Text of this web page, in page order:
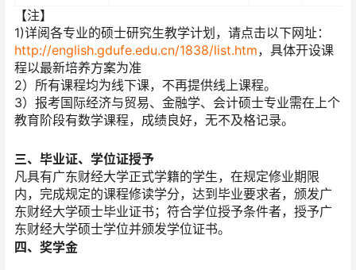
【注】
1)详阅各专业的硕士研究生教学计划，请点击以下网址：
http://english.gdufe.edu.cn/1838/list.htm，具体开设课
程以最新培养方案为准
2）所有课程均为线下课，不再提供线上课程。
3）报考国际经济与贸易、金融学、会计硕士专业需在上个
教育阶段有数学课程，成绩良好，无不及格记录。
三、毕业证、学位证授予
凡具有广东财经大学正式学籍的学生，在规定修业期限
内，完成规定的课程修读学分，达到毕业要求者，颁发广
东财经大学硕士毕业证书；符合学位授予条件者，授予广
东财经大学硕士学位并颁发学位证书。
四、奖学金